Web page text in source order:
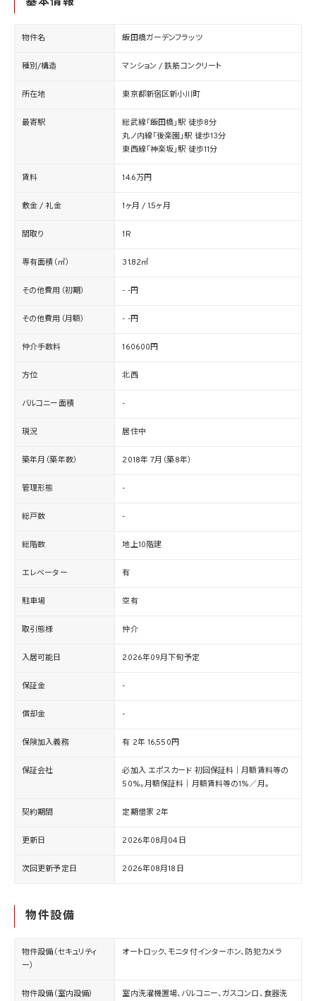
物件名 飯田橋ガーデンフラッツ
種別/構造 マンション / 鉄筋コンクリート
所在地 東京都新宿区新小川町
最寄駅
総武線「飯田橋」駅 徒歩8分
丸ノ内線「後楽園」駅 徒歩13分
東西線「神楽坂」駅 徒歩11分
賃料 14.6万円
敷金 / 礼金 1ヶ月 / 1.5ヶ月
間取り 1R
専有面積（㎡） 31.82㎡
その他費用（初期） - -円
その他費用（月額） - -円
仲介手数料 160600円
方位 北西
バルコニー面積 -
現況 居住中
築年月（築年数） 2018年 7月（築8年）
管理形態 -
総戸数 -
総階数 地上10階建
エレベーター 有
駐車場 空有
取引態様 仲介
入居可能日 2026年09月下旬予定
保証金 -
償却金 -
保険加入義務 有 2年 16,550円
保証会社
必加入 エポスカード 初回保証料｜月額賃料等の
50%。月額保証料｜月額賃料等の1%／月。
契約期間 定期借家 2年
更新日 2026年08月04日
次回更新予定日 2026年08月18日
物件設備
物件設備（セキュリティ
ー）
オートロック、モニタ付インターホン、防犯カメラ
物件設備（室内設備）
室内洗濯機置場、バルコニー、ガスコンロ、食器洗